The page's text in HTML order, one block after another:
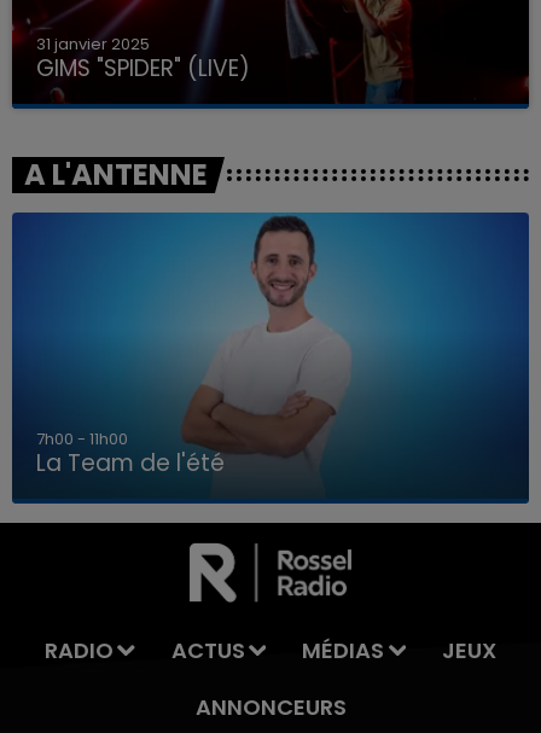
LA TEAM DE L'ÉTÉ
31 janvier 2025
GIMS "SPIDER" (LIVE)
A L'ANTENNE
7h00 - 11h00
La Team de l'été
RADIO ACTUS MÉDIAS
JEUX
ANNONCEURS